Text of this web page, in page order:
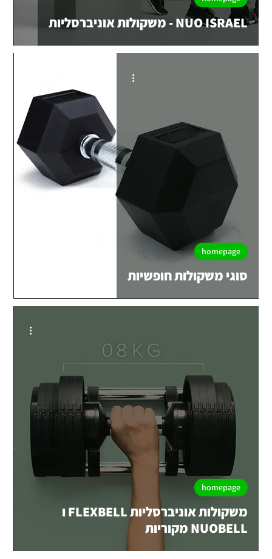
NUO ISRAEL - משקולות אוניברסליות
סוגי משקולות חופשיות
homepage
משקולות אוניברסליות FLEXBELL ו
NUOBELL מקוריות
homepage